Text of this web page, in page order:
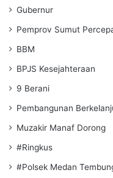
Gubernur
Pemprov Sumut
BBM
BPJS Kesejahteraan
9 Berani
Pembangunan
Muzakir Manaf Dorong
#Ringkus
#Polsek Medan